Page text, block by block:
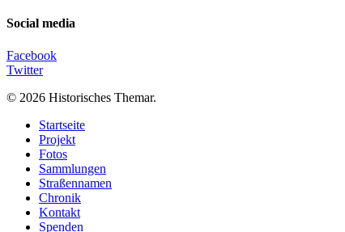
Social media
Facebook
Twitter
© 2026 Historisches Themar.
Close
Menu
Startseite
Projekt
Fotos
Sammlungen
Straßennamen
Chronik
Kontakt
Spenden